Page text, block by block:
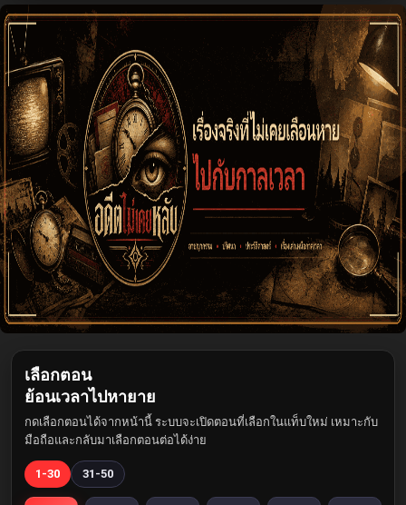
เลือกตอน
ย้อนเวลาไปหายาย
กดเลือกตอนได้จากหน้านี้ ระบบจะเปิดตอนที่เลือกในแท็บใหม่ เหมาะกับ
มือถือและกลับมาเลือกตอนต่อได้ง่าย
1-30 31-50